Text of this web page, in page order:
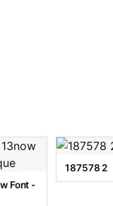
Font -
187578 2